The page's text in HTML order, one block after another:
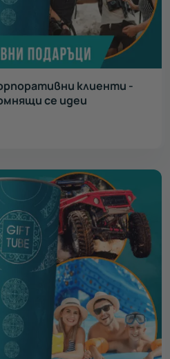
клиенти -
се идеи